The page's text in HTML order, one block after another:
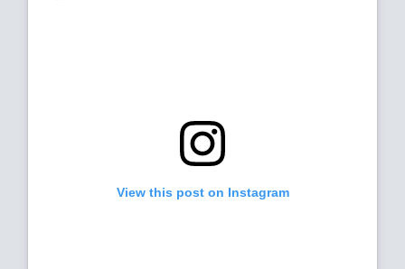
View this post on Instagram